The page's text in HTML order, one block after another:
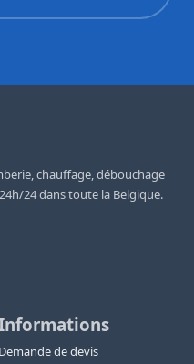
chauffage, débouchage
24 dans toute la Belgique.
Demande de devis